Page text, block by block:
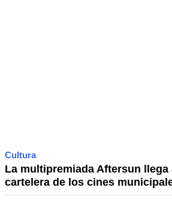
Cultura
La multipremiada Aftersun llega
cartelera de los cines